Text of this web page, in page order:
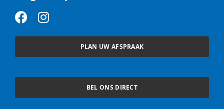
F
c
e
o
I
s
t
g
PLAN UW AFSPRAAK
BEL ONS DIRECT